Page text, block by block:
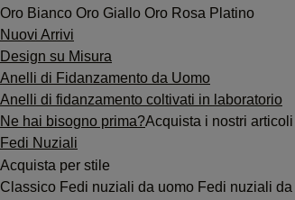
Oro Bianco Oro Giallo Oro Rosa Platino
Nuovi Arrivi
Design su Misura
Anelli di Fidanzamento da Uomo
Anelli di fidanzamento coltivati in laboratorio
Ne hai bisogno prima?Acquista i nostri
Fedi Nuziali
Acquista per stile
Classico Fedi nuziali da uomo Fedi nuziali